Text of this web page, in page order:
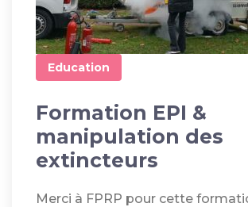
Education
Formation EPI &
manipulation des
extincteurs
Merci à FPRP pour cette